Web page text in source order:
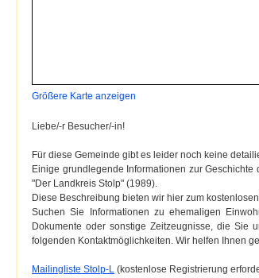
Größere Karte anzeigen
Liebe/-r Besucher/-in!
Für diese Gemeinde gibt es leider noch keine
Einige grundlegende Informationen zur
"Der Landkreis Stolp" (1989).
Diese Beschreibung bieten wir hier zum
Suchen Sie Informationen zu ehemaligen
Dokumente oder sonstige Zeitzeugnisse, die Sie
folgenden Kontaktmöglichkeiten. Wir helfen Ihnen
Mailingliste Stolp-L (kostenlose Registrierung